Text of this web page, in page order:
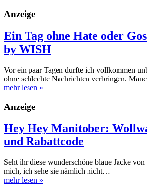
Anzeige
Ein Tag ohne Hate oder
by WISH
Vor ein paar Tagen durfte ich vollkommen
ohne schlechte Nachrichten verbringen.
mehr lesen »
Anzeige
Hey Hey Manitober:
und Rabattcode
Seht ihr diese wunderschöne blaue Jacke
mich, ich sehe sie nämlich nicht…
mehr lesen »